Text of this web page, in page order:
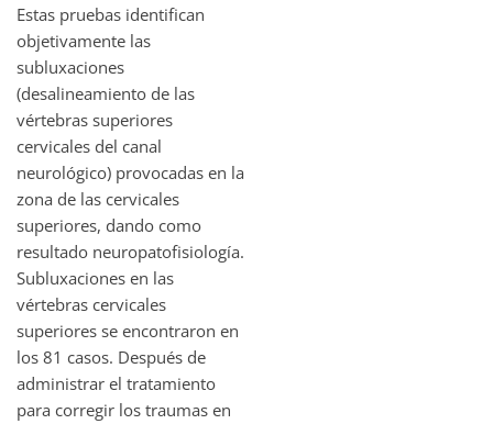
Estas pruebas identifican
objetivamente las
subluxaciones
(desalineamiento de las
vértebras superiores
cervicales del canal
neurológico) provocadas en la
zona de las cervicales
superiores, dando como
resultado neuropatofisiología.
Subluxaciones en las
vértebras cervicales
superiores se encontraron en
los 81 casos. Después de
administrar el tratamiento
para corregir los traumas en